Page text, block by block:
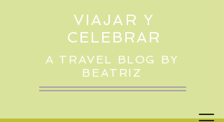
VIAJAR Y
CELEBRAR
A TRAVEL BLOG BY
BEATRIZ